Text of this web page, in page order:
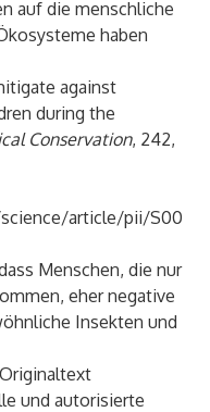
auf die menschliche
haben
against
during the
Conservation, 242,
article/pii/S00
Menschen, die nur
eher negative
Insekten und
und autorisierte